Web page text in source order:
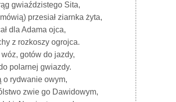
gwiaździstego Sita,
przesiał ziarnka żyta,
dla Adama ojca,
z rozkoszy ogrojca.
gotów do jazdy,
polarnej gwiazdy.
o rydwanie owym,
zwie go Dawidowym,